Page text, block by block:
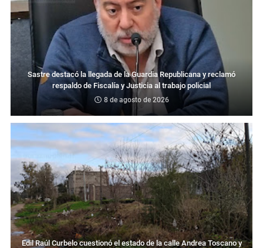
Sastre destacó la llegada de la Guardia Republicana y reclamó
respaldo de Fiscalía y Justicia al trabajo policial
8 de agosto de 2026
Edil Raúl Curbelo cuestionó el estado de la calle Andrea Toscano y